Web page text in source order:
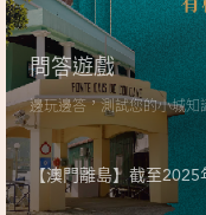
問答遊戲
邊玩邊答，測試您的小城知
【澳門離島】截至